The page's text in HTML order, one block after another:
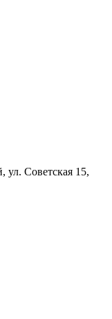
ул. Советская 15,